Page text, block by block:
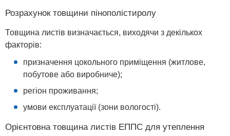
Розрахунок товщини пінополістиролу
Товщина листів визначається, виходячи з декількох
факторів:
призначення цокольного приміщення (житлове,
побутове або виробниче);
регіон проживання;
умови експлуатації (зони вологості).
Орієнтовна товщина листів ЕППС для утеплення